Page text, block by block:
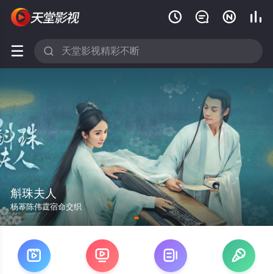
   
 
斛珠夫人
杨幂陈伟霆宿命交织
   